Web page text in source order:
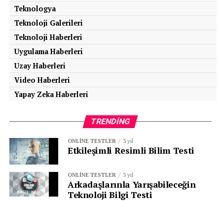
Teknologya
Teknoloji Galerileri
Teknoloji Haberleri
Uygulama Haberleri
Uzay Haberleri
Video Haberleri
Yapay Zeka Haberleri
TRENDING
ONLINE TESTLER 3 yıl
Etkileşimli Resimli Bilim Testi
ONLINE TESTLER 3 yıl
Arkadaşlarınla Yarışabileceğin
Teknoloji Bilgi Testi